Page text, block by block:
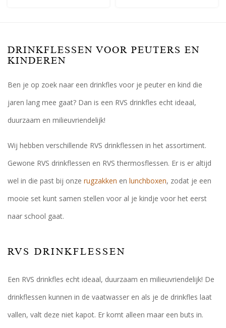
DRINKFLESSEN VOOR PEUTERS EN
KINDEREN
Ben je op zoek naar een drinkfles voor je peuter en kind die
jaren lang mee gaat? Dan is een RVS drinkfles echt ideaal,
duurzaam en milieuvriendelijk!
Wij hebben verschillende RVS drinkflessen in het assortiment.
Gewone RVS drinkflessen en RVS thermosflessen. Er is er altijd
wel in die past bij onze rugzakken en lunchboxen, zodat je een
mooie set kunt samen stellen voor al je kindje voor het eerst
naar school gaat.
RVS DRINKFLESSEN
Een RVS drinkfles echt ideaal, duurzaam en milieuvriendelijk! De
drinkflessen kunnen in de vaatwasser en als je de drinkfles laat
vallen, valt deze niet kapot. Er komt alleen maar een buts in.